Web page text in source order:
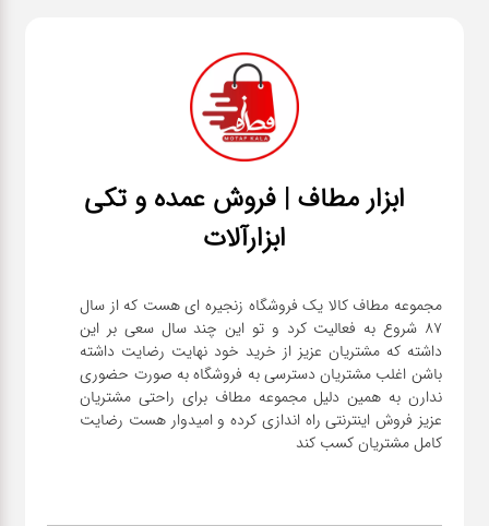
ابزار مطاف | فروش عمده و تکی
ابزارآلات
مجموعه مطاف کالا یک فروشگاه زنجیره ای هست که از سال
۸۷ شروع به فعالیت کرد و تو این چند سال سعی بر این
داشته که مشتریان عزیز از خرید خود نهایت رضایت داشته
باشن اغلب مشتریان دسترسی به فروشگاه به صورت حضوری
ندارن به همین دلیل مجموعه مطاف برای راحتی مشتریان
عزیز فروش اینترنتی راه اندازی کرده و امیدوار هست رضایت
کامل مشتریان کسب کند